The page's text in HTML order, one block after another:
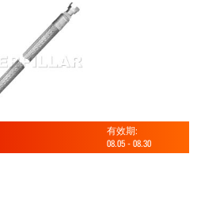
有效期:
08.05 - 08.30